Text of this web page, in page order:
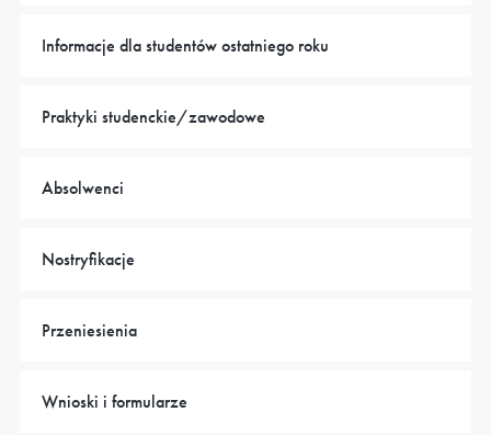
Informacje dla studentów ostatniego roku
Praktyki studenckie/zawodowe
Absolwenci
Nostryfikacje
Przeniesienia
Wnioski i formularze